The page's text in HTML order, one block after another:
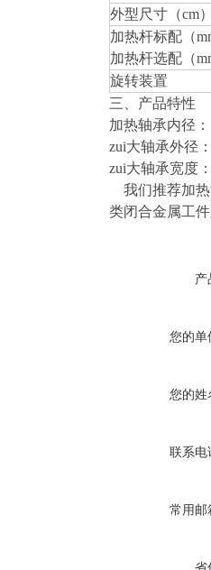
外型尺寸（cm
加热杆标配（
加热杆选配（
旋转装置
三、产品特性
加热轴承内径
zui大轴承外径
zui大轴承宽度
我们推荐加热
类闭合金属工
产
您的单
您的姓
联系电
常用邮